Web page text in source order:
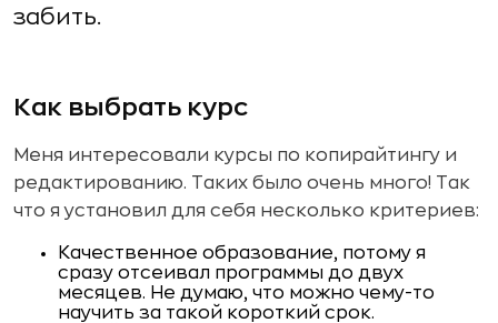
забить.
Как выбрать курс
Меня интересовали курсы по копирайтингу и
редактированию. Таких было очень много! Так
что я установил для себя несколько критериев:
Качественное образование, потому я
сразу отсеивал программы до двух
месяцев. Не думаю, что можно чему-то
научить за такой короткий срок.